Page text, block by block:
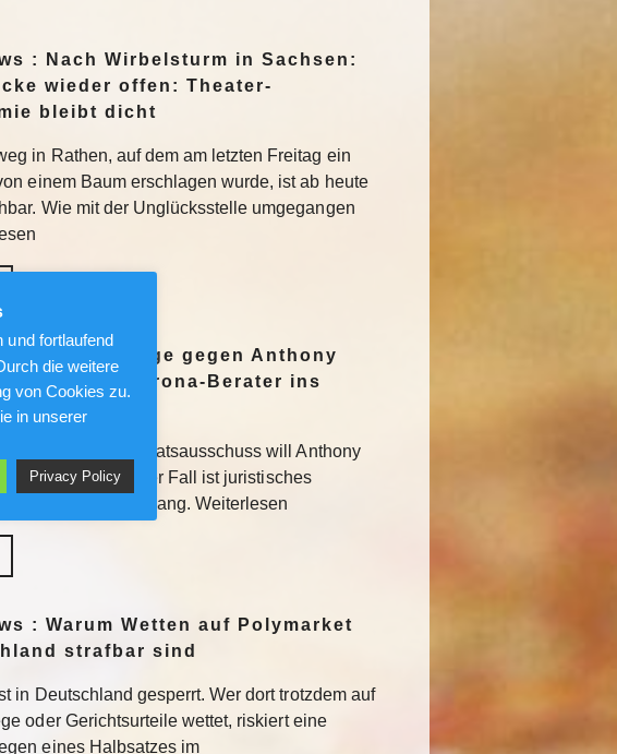
: Nach Wirbelsturm in Sachsen:
wieder offen: Theater-
bleibt dicht
in Rathen, auf dem am letzten Freitag ein
einem Baum erschlagen wurde, ist ab heute
Wie mit der Unglücksstelle umgegangen
: Strafanzeige gegen Anthony
der Ex-Corona-Berater ins
geführter Senatsausschuss will Anthony
belangen. Der Fall ist juristisches
ungewissem Ausgang. Weiterlesen
: Warum Wetten auf Polymarket
strafbar sind
in Deutschland gesperrt. Wer dort trotzdem auf
oder Gerichtsurteile wettet, riskiert eine
eines Halbsatzes im
fortlaufend
die weitere
von Cookies zu.
in unserer
Privacy Policy